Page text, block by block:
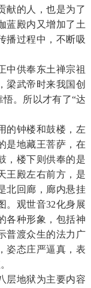
献的人，也是为了
蓝殿内又增加了土
播过程中，不断吸
中供奉东土禅宗祖
梁武帝时来我国创
。所以才有了“达
的钟楼和鼓楼，左
是地藏王菩萨，在
，楼下则供奉的是
王殿左右前方，是
北回廊，廊内悬挂
。观世音32化身展
各种形象，包括神
普渡众生的法力广
姿态庄严逼真，表
层地狱为主要内容